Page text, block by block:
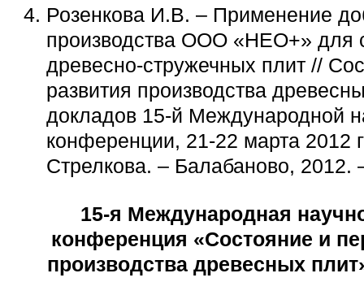
Розенкова И.В. – Применение
производства ООО «НЕО+» для
древесно-стружечных плит //
развития производства
докладов 15-й Международной
конференции, 21-22 марта 2012
Стрелкова. – Балабаново, 2012.
15-я Международная
конференция «Состояние и
производства древесных